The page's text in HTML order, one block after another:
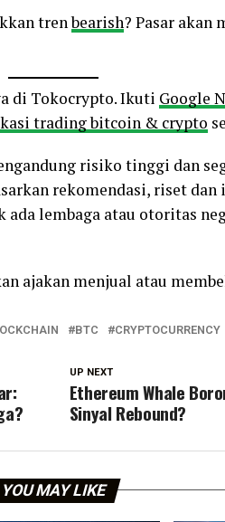
trenbearish? Pasar akan
di Tokocrypto. Ikuti Google
trading bitcoin & crypto
risiko tinggi dan
rekomendasi, riset
ada lembaga atau otoritas
ajakan menjual atau
BTC CRYPTOCURRENCY
UP NEXT
Ethereum Whale
Sinyal Rebound?
YOU MAY LIKE